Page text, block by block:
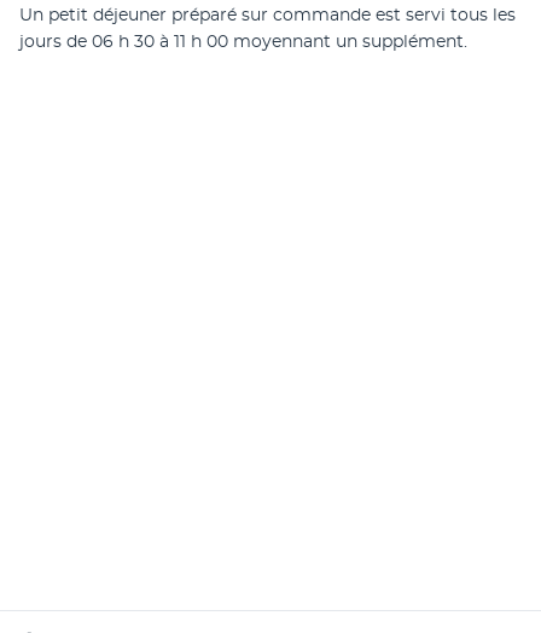
Un petit déjeuner préparé sur commande est servi tous les
jours de 06 h 30 à 11 h 00 moyennant un supplément.